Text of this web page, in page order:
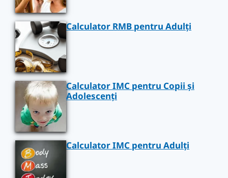
Calculator RMB pentru Adulți
Calculator IMC pentru Copii și
Adolescenți
Calculator IMC pentru Adulți